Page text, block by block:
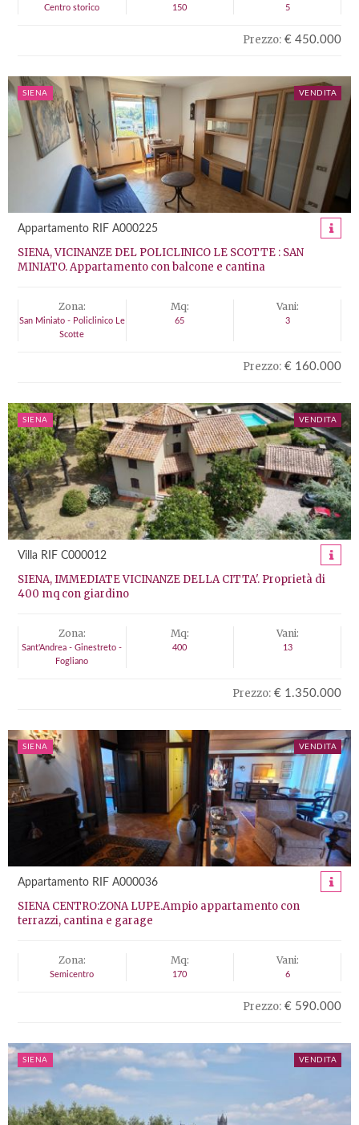
Centro storico 150 5
Prezzo: € 450.000
SIENA VENDITA
Appartamento RIF A000225
SIENA, VICINANZE DEL POLICLINICO LE SCOTTE : SAN
MINIATO. Appartamento con balcone e cantina
Zona:
San Miniato - Policlinico Le
Scotte
Mq:
65
Vani:
3
Prezzo: € 160.000
SIENA VENDITA
Villa RIF C000012
SIENA, IMMEDIATE VICINANZE DELLA CITTA'. Proprietà di
400 mq con giardino
Zona:
Sant'Andrea - Ginestreto -
Fogliano
Mq:
400
Vani:
13
Prezzo: € 1.350.000
SIENA VENDITA
Appartamento RIF A000036
SIENA CENTRO:ZONA LUPE.Ampio appartamento con
terrazzi, cantina e garage
Zona:
Semicentro
Mq:
170
Vani:
6
Prezzo: € 590.000
SIENA VENDITA